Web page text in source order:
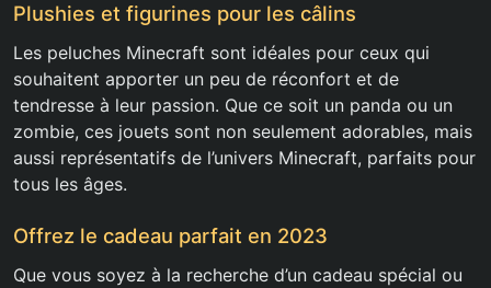
Plushies et figurines pour les câlins
Les peluches Minecraft sont idéales pour ceux qui
souhaitent apporter un peu de réconfort et de
tendresse à leur passion. Que ce soit un panda ou un
zombie, ces jouets sont non seulement adorables, mais
aussi représentatifs de l’univers Minecraft, parfaits pour
tous les âges.
Offrez le cadeau parfait en 2023
Que vous soyez à la recherche d’un cadeau spécial ou